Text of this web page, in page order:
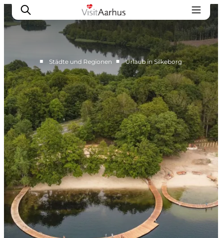
Region Aarhus
Aarhus
Djursland
Randers
Silkeborg
Viborg
Favrskov
■ Städte und Regionen ■ Urlaub in Silkeborg